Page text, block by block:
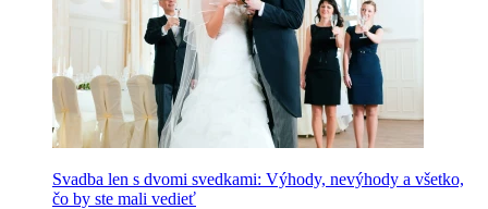
Svadba len s dvomi svedkami: Výhody, nevýhody a všetko,
čo by ste mali vedieť